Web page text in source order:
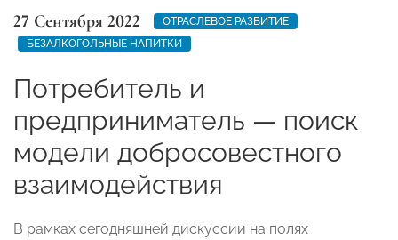
27 Сентября 2022
ОТРАСЛЕВОЕ РАЗВИТИЕ
БЕЗАЛКОГОЛЬНЫЕ НАПИТКИ
Потребитель и
предприниматель — поиск
модели добросовестного
взаимодействия
В рамках сегодняшней дискуссии на полях